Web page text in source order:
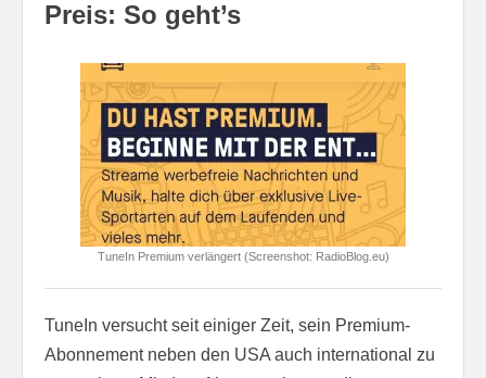
Preis: So geht’s
TuneIn Premium verlängert (Screenshot: RadioBlog.eu)
TuneIn versucht seit einiger Zeit, sein Premium-
Abonnement neben den USA auch international zu